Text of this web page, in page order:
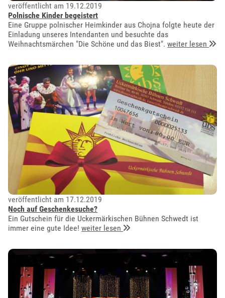
veröffentlicht am 19.12.2019
Polnische Kinder begeistert
Eine Gruppe polnischer Heimkinder aus Chojna folgte heute der
Einladung unseres Intendanten und besuchte das
Weihnachtsmärchen "Die Schöne und das Biest".weiter lesen
veröffentlicht am 17.12.2019
Noch auf Geschenkesuche?
Ein Gutschein für die Uckermärkischen Bühnen Schwedt ist
immer eine gute Idee!weiter lesen